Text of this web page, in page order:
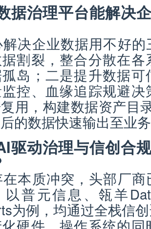
据治理平台能解决
决企业数据用不好
割裂，整合分散在
岛；二是提升数据
控、血缘追踪规避
用，构建数据资产目
的数据快速输出至业
驱动治理与信创合
本质冲突，头部厂
以普元信息、瓴羊
为例，均通过全栈信
硬件、操作系统的